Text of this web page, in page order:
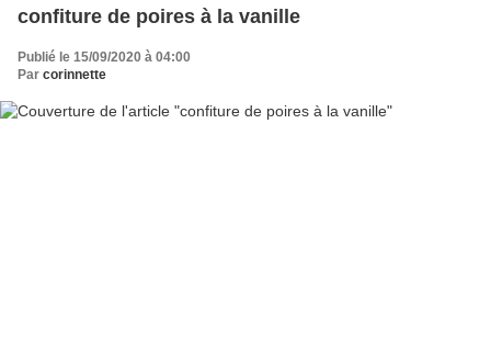
confiture de poires à la vanille
Publié le 15/09/2020 à 04:00
Par corinnette